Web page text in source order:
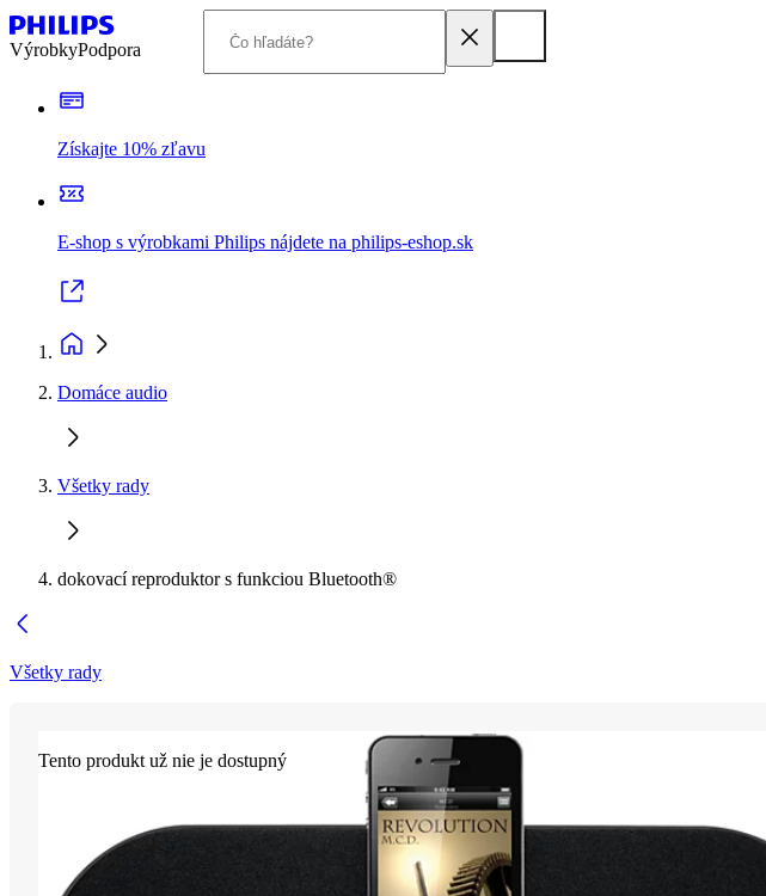
VýrobkyPodpora
Získajte 10% zľavu
E-shop s výrobkami Philips nájdete na philips-eshop.sk
Domáce audio
Všetky rady
dokovací reproduktor s funkciou Bluetooth®
Všetky rady
Tento produkt už nie je dostupný